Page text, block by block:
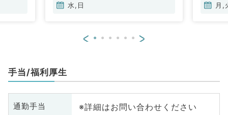
水,日 月,
< >
手当/福利厚生
通勤手当 ※詳細はお問い合わせください